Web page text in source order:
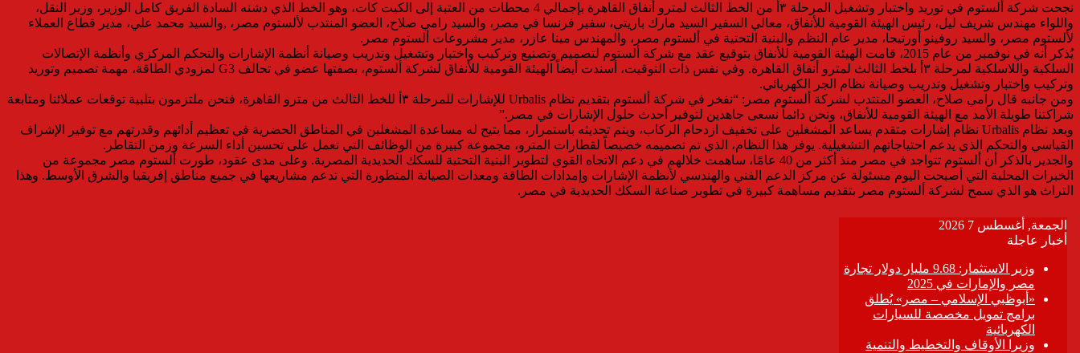
نجحت شركة ألستوم في توريد واختبار وتشغيل المرحلة ۳أ من الخط الثالث لمترو أنفاق القاهرة بإجمالي 4 محطات من العتبة إلى الكيت كات، وهو الخط الذي دشنه السادة الفريق كامل الوزير، وزير النقل،
واللواء مهندس شريف ليل، رئيس الهيئة القومية للأنفاق، معالي السفير السيد مارك باريتي، سفير فرنسا في مصر، والسيد رامي صلاح، العضو المنتدب لألستوم مصر، ,والسيد محمد علي، مدير قطاع العملاء
لألستوم مصر، والسيد روفينو أورتيجا، مدير عام النظم والبنية التحتية في ألستوم مصر، والمهندس مينا عازر، مدير مشروعات ألستوم مصر.
يُذكر أنه في نوفمبر من عام 2015، قامت الهيئة القومية للأنفاق بتوقيع عقد مع شركة ألستوم لتصميم وتصنيع وتركيب واختبار وتشغيل وتدريب وصيانة أنظمة الإشارات والتحكم المركزي وأنظمة الإتصالات
السلكية واللاسلكية لمرحلة ۳أ بلخط الثالث لمترو أنفاق القاهرة. وفي نفس ذات التوقيت، أسندت أيضاً الهيئة القومية للأنفاق لشركة ألستوم، بصفتها عضو في تحالف G3 لمزودي الطاقة، مهمة تصميم وتوريد
وتركيب وإختبار وتشغيل وتدريب وصيانة نظام الجر الكهربائي.
ومن جانبه قال رامي صلاح، العضو المنتدب لشركة ألستوم مصر: “نفخر في شركة ألستوم بتقديم نظام Urbalis للإشارات للمرحلة ۳أ للخط الثالث من مترو القاهرة، فنحن ملتزمون بتلبية توقعات عملائنا ومتابعة
شراكتنا طويلة الأمد مع الهيئة القومية للأنفاق، ونحن دائماً نسعى جاهدين لتوفير أحدث حلول الإشارات في مصر.”
ويعد نظام Urbalis نظام إشارات متقدم يساعد المشغلين على تخفيف ازدحام الركاب، ويتم تحديثه باستمرار، مما يتيح له مساعدة المشغلين في المناطق الحضرية في تعظيم أدائهم وقدرتهم مع توفير الإشراف
القياسي والتحكم الذي يدعم احتياجاتهم التشغيلية. يوفر هذا النظام، الذي تم تصميمه خصيصاً لقطارات المترو، مجموعة كبيرة من الوظائف التي تعمل على تحسين أداء السرعة وزمن التقاطر.
والجدير بالذكر أن ألستوم تتواجد في مصر منذ أكثر من 40 عامًا، ساهمت خلالهم في دعم الاتجاه القوي لتطوير البنية التحتية للسكك الحديدية المصرية. وعلى مدى عقود، طورت ألستوم مصر مجموعة من
الخبرات المحلية التي أصبحت اليوم مسئولة عن مركز الدعم الفني والهندسي لأنظمة الإشارات وإمدادات الطاقة ومعدات الصيانة المتطورة التي تدعم مشاريعها في جميع مناطق إفريقيا والشرق الأوسط. وهذا
التراث هو الذي سمح لشركة ألستوم مصر بتقديم مساهمة كبيرة في تطوير صناعة السكك الحديدية في مصر.